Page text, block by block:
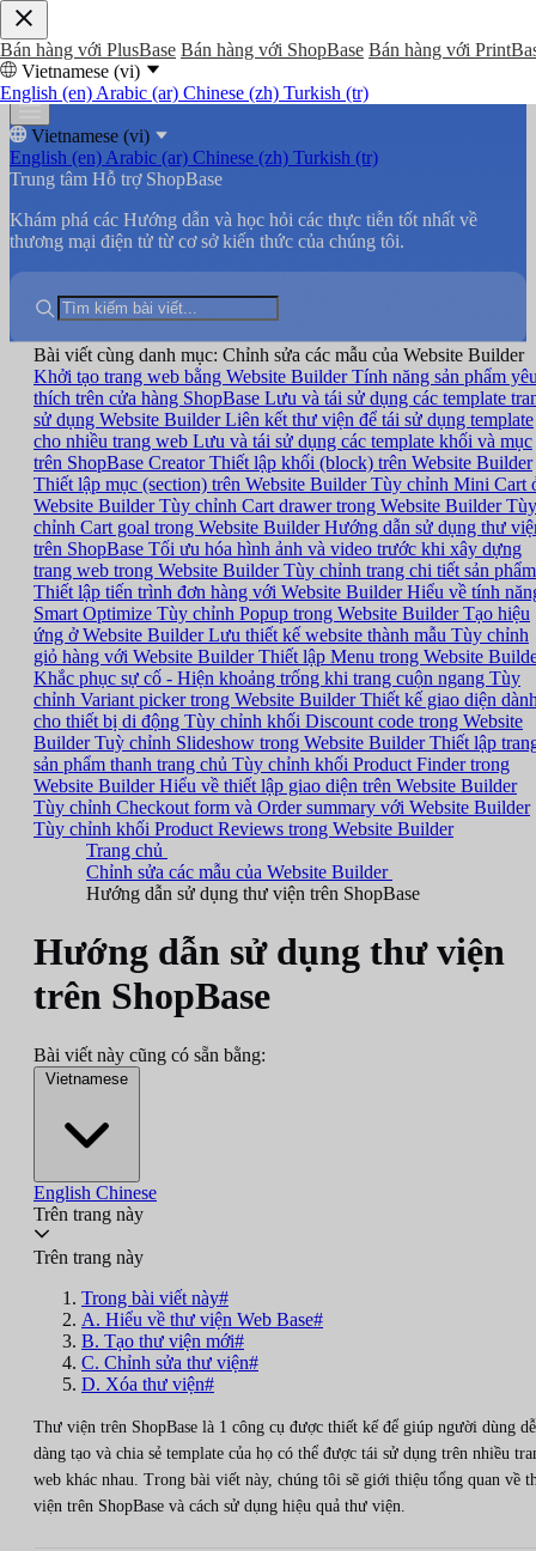
Bán hàng với PlusBase Bán hàng với ShopBase Bán hàng với
Vietnamese (vi)
English (en) Arabic (ar) Chinese (zh) Turkish (tr)
Vietnamese (vi)
English (en) Arabic (ar) Chinese (zh) Turkish (tr)
Trung tâm Hỗ trợ ShopBase
Khám phá các Hướng dẫn và học hỏi các thực tiễn tốt nhất về
thương mại điện tử từ cơ sở kiến thức của chúng tôi.
Bài viết cùng danh mục: Chỉnh sửa các mẫu của Website Builder
Khởi tạo trang web bằng Website BuilderTính năng sản phẩm
thích trên cửa hàng ShopBase Lưu và tái sử dụng các template
sử dụng Website BuilderLiên kết thư viện để tái sử dụng template
cho nhiều trang web Lưu và tái sử dụng các template khối và mục
trên ShopBase CreatorThiết lập khối (block) trên Website Builder
Thiết lập mục (section) trên Website BuilderTùy chỉnh Mini Cart
Website BuilderTùy chỉnh Cart drawer trong Website BuilderTùy
chỉnh Cart goal trong Website BuilderHướng dẫn sử dụng thư
trên ShopBase Tối ưu hóa hình ảnh và video trước khi xây dựng
trang web trong Website BuilderTùy chỉnh trang chi tiết sản phẩm
Thiết lập tiến trình đơn hàng với Website BuilderHiểu về tính
Smart Optimize Tùy chỉnh Popup trong Website BuilderTạo hiệu
ứng ở Website BuilderLưu thiết kế website thành mẫu Tùy chỉnh
giỏ hàng với Website BuilderThiết lập Menu trong Website
Khắc phục sự cố - Hiện khoảng trống khi trang cuộn ngang Tùy
chỉnh Variant picker trong Website BuilderThiết kế giao diện
cho thiết bị di động Tùy chỉnh khối Discount code trong Website
BuilderTuỳ chỉnh Slideshow trong Website BuilderThiết lập
sản phẩm thanh trang chủ Tùy chỉnh khối Product Finder trong
Website BuilderHiểu về thiết lập giao diện trên Website Builder
Tùy chỉnh Checkout form và Order summary với Website Builder
Tùy chỉnh khối Product Reviews trong Website Builder
Trang chủ
Chỉnh sửa các mẫu của Website Builder
Hướng dẫn sử dụng thư viện trên ShopBase
Hướng dẫn sử dụng thư viện
trên ShopBase
Bài viết này cũng có sẵn bằng:
Vietnamese
English Chinese
Trên trang này
Trên trang này
Trong bài viết này#
A. Hiểu về thư viện Web Base#
B. Tạo thư viện mới#
C. Chỉnh sửa thư viện#
D. Xóa thư viện#
Thư viện trên ShopBase là 1 công cụ được thiết kế để giúp người dùng dễ
dàng tạo và chia sẻ template của họ có thể được tái sử dụng trên nhiều
web khác nhau. Trong bài viết này, chúng tôi sẽ giới thiệu tổng quan về
viện trên ShopBase và cách sử dụng hiệu quả thư viện.